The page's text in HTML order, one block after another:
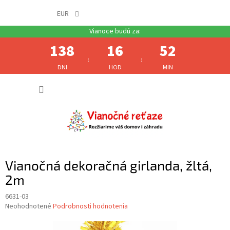
138
DNI
: 16
HOD
: 52
MIN
EUR
Vianočná dekoračná girlanda, žltá,
2m
6631-03
Priemerné
Neohodnotené Podrobnosti hodnotenia